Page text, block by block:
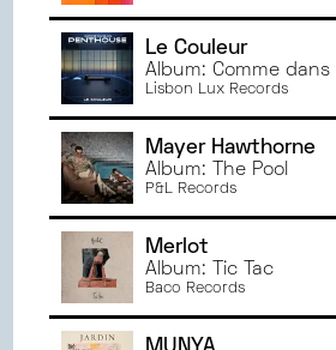
OCTOBRE2023
SEPTEMBRE2023
JUIN2023
AVRIL
2023
MARS
2023
FÉVRIER
JANVIER2023
JUIN
2022
MAI
AVRIL
Le Couleur
Album: Comme dans
penthouse
Lisbon Lux Records
Mayer Hawthorne
Album: The Pool
P&L Records
Merlot
Album: Tic Tac
Baco Records